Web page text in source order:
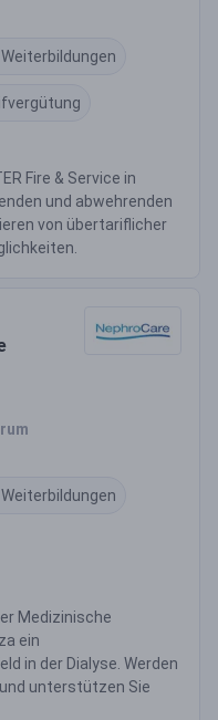
Weiterbildungen
Fire & Service in
und abwehrenden
von übertariflicher
Weiterbildungen
Medizinische
ein
in der Dialyse. Werden
unterstützen Sie